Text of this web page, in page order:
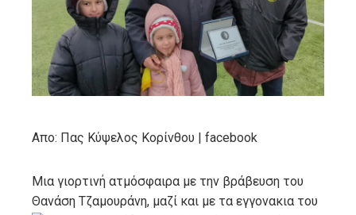
Απο: Πας Κύψελος Κορίνθου | facebook
Μια γιορτινή ατμόσφαιρα με την βράβευση του
Θανάση Τζαμουράνη, μαζί και με τα εγγονακια του